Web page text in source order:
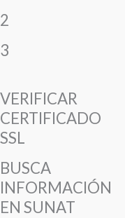
2
3
VERIFICAR
CERTIFICADO
SSL
BUSCA
INFORMACIÓN
EN SUNAT